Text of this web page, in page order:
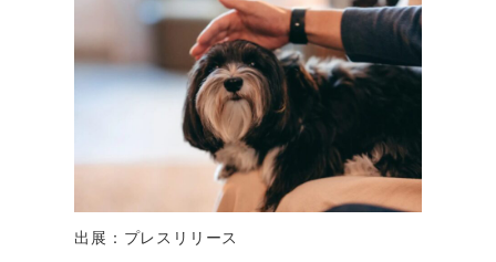
出展：プレスリリース